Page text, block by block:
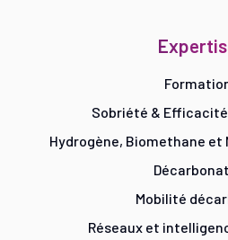
Sobriété &
Hydrogène, Biomethane et
Mobilité
Réseaux et